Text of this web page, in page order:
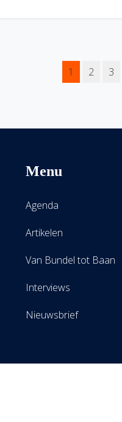
1 2 3
Menu
Agenda
Artikelen
Van Bundel tot Baan
Interviews
Nieuwsbrief